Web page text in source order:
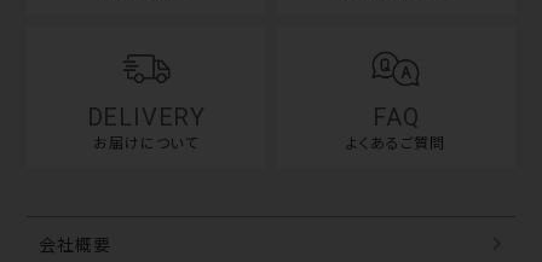
DELIVERY
お届けについて
FAQ
よくあるご質問
会社概要